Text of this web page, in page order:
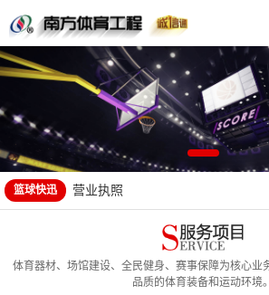
篮球快迅
联系方式
公司简介
获奖证书--广东省学生体育艺术联
赛中心
营业执照
NF-2006:篮球架成人户外运动可
埋款篮球框儿童青少年学校室内篮
NF-3001:金陵体育标准成人比赛
球架YDJ-2B/11221
NF-4005:比赛篮球框 弹簧篮圈 弹
标准篮球框篮圈
NF-3003:金陵篮球架户外儿童青
联系方式
获奖证书--广东省学生体育艺术联
体育器材、场馆建设、全民健身、赛事保障为核心业
品质的体育装备和运动环境。